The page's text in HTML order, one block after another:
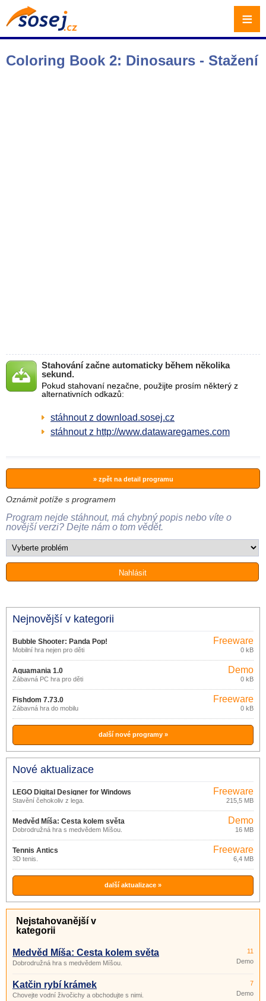
Coloring Book 2: Dinosaurs - Stažení
Stahování začne automaticky během několika
sekund.
Pokud stahovaní nezačne, použijte prosím některý z
alternativních odkazů:
stáhnout z download.sosej.cz
stáhnout z http://www.datawaregames.com
» zpět na detail programu
Oznámit potíže s programem
Program nejde stáhnout, má chybný popis nebo víte o
novější verzi? Dejte nám o tom vědět.
Nejnovější v kategorii
Bubble Shooter: Panda Pop!
13.1.101
Mobilní hra nejen pro děti
Freeware
0 kB
Aquamania 1.0
Zábavná PC hra pro děti
Demo
0 kB
Fishdom 7.73.0
Zábavná hra do mobilu
Freeware
0 kB
další nové programy »
Nové aktualizace
LEGO Digital Designer for Windows
4.3.8.0
Stavění čehokoliv z lega.
Freeware
215,5 MB
Medvěd Míša: Cesta kolem světa
Dobrodružná hra s medvědem Míšou.
Demo
16 MB
Tennis Antics
3D tenis.
Freeware
6,4 MB
další aktualizace »
Nejstahovanější v
kategorii
Medvěd Míša: Cesta kolem světa
Dobrodružná hra s medvědem Míšou.
11
Demo
Katčin rybí krámek
Chovejte vodní živočichy a obchodujte s nimi.
7
Demo
≡